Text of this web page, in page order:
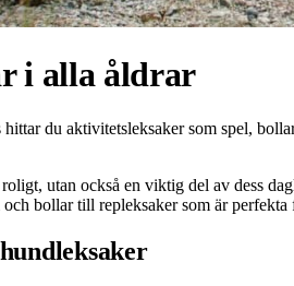
i alla åldrar
du aktivitetsleksaker som spel,
utan också en viktig del av dess
bollar till repleksaker som är